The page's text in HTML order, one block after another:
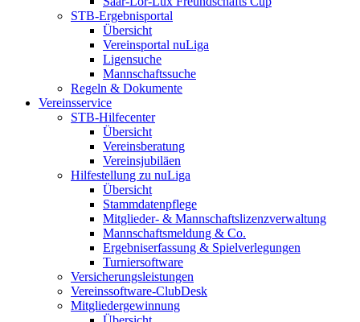
STB-Ergebnisportal
Übersicht
Vereinsportal nuLiga
Ligensuche
Mannschaftssuche
Regeln & Dokumente
Vereinsservice
STB-Hilfecenter
Übersicht
Vereinsberatung
Vereinsjubiläen
Hilfestellung zu nuLiga
Übersicht
Stammdatenpflege
Mitglieder- & Mannschaftslizenzverwaltung
Mannschaftsmeldung & Co.
Ergebniserfassung & Spielverlegungen
Turniersoftware
Versicherungsleistungen
Vereinssoftware-ClubDesk
Mitgliedergewinnung